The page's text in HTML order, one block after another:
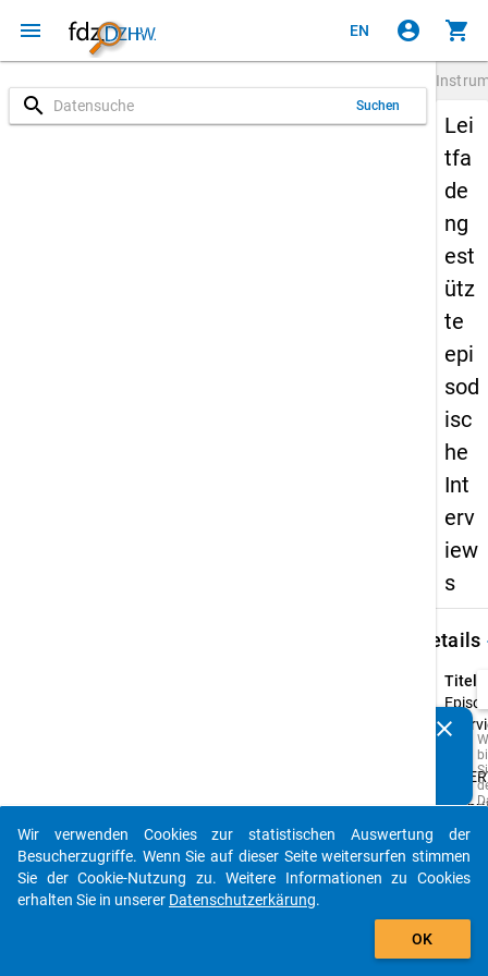
menu EN account_circle shopping_cart
search Suchen
Lei
tfa
de
ng
est
ütz
te
epi
sod
isc
he
Int
erv
iew
s
Details
Titel:
clear
auto_stories
add_shopping_cart
Wir verwenden Cookies zur statistischen Auswertung der
Besucherzugriffe. Wenn Sie auf dieser Seite weitersurfen stimmen
Sie der Cookie-Nutzung zu. Weitere Informationen zu Cookies
erhalten Sie in unserer Datenschutzerkärung.
OK